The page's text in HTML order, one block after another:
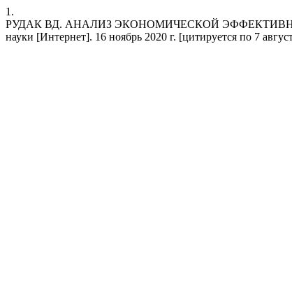
1.
РУДАК ВД. АНАЛИЗ ЭКОНОМИЧЕСКОЙ
науки [Интернет]. 16 ноябрь 2020 г. [цитируется по 7